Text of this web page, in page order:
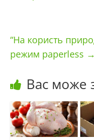
“На користь
режим paperless →
Вас може